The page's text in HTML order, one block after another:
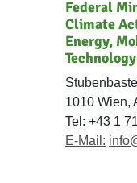
Federal
Climate
Energy,
Technology
1010 Wien,
Tel: +43 1
E-Mail: